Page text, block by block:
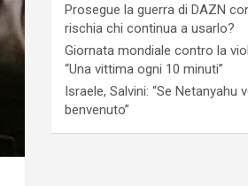
Prosegue la guerra di DAZN
rischia chi continua a usarlo?
Giornata mondiale contro la
“Una vittima ogni 10 minuti”
Israele, Salvini: “Se Netanyahu
benvenuto”